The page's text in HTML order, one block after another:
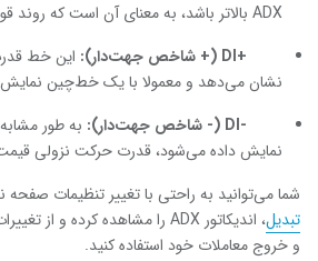
ADX بالاتر باشد، به معنای آن است که روند
+DI
(+ شاخص جهت‌دار): این خط
نشان می‌دهد و معمولا با یک خط‌چین
-DI
(- شاخص جهت‌دار): به طور
نمایش داده می‌شود، قدرت حرکت نزولی
شما می‌توانید به راحتی با تغییر تنظیمات
تبدیل، اندیکاتور ADX را مشاهده کرده و از
و خروج معاملات خود استفاده کنید.